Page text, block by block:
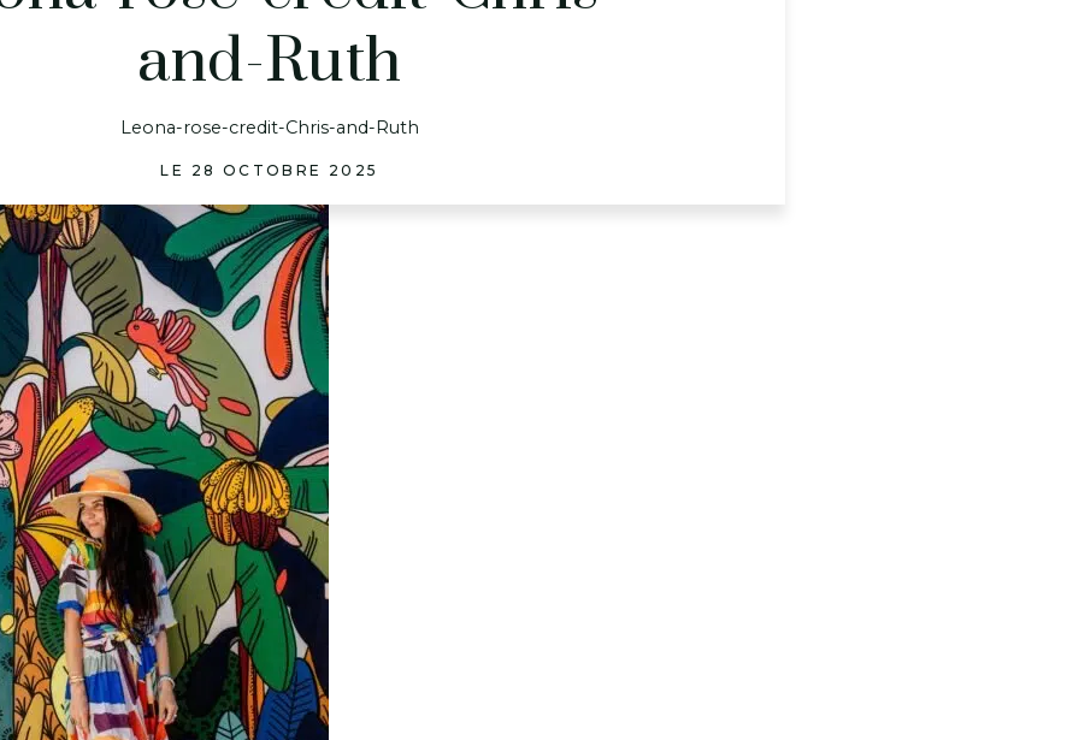
and-Ruth
Leona-rose-credit-Chris-and-Ruth
LE 28 OCTOBRE 2025